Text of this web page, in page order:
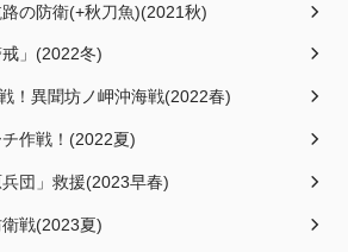
の防衛(+秋刀魚)(2021秋)
」(2022冬)
！異聞坊ノ岬沖海戦(2022春)
作戦！(2022夏)
団」救援(2023早春)
戦(2023夏)